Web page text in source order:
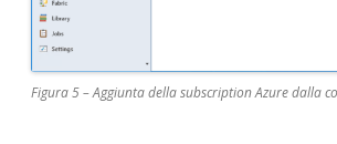
Figura 5 – Aggiunta della subscription Azure dalla